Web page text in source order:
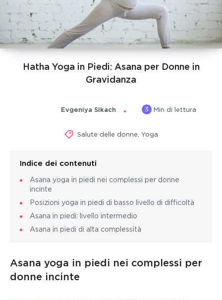
Hatha Yoga in Piedi: Asana per Donne in
Gravidanza
Evgeniya Sikach 3 Min di lettura
Salute delle donne Yoga
Indice dei contenuti
Asana yoga in piedi nei complessi per donne
incinte
Posizioni yoga in piedi di basso livello di difficoltà
Asana in piedi: livello intermedio
Asana in piedi di alta complessità
Asana yoga in piedi nei complessi per
donne incinte